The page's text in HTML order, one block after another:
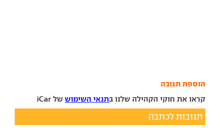
הוספת תגובה
קראו את חוקי הקהילה שלנו בתנאי השימוש של iCar
תגובות לכתבה